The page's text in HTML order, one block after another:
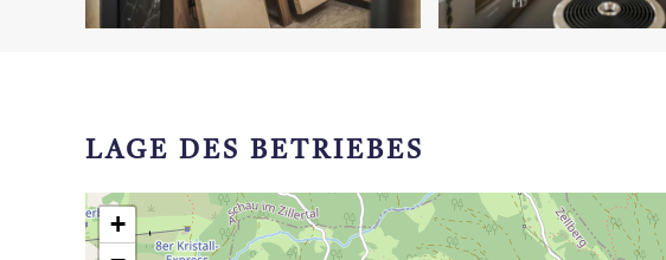
LAGE DES BETRIEBES
+